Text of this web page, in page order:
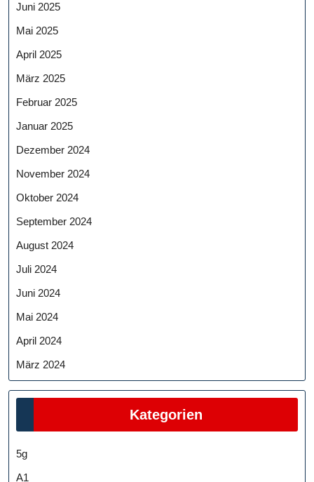
Juni 2025
Mai 2025
April 2025
März 2025
Februar 2025
Januar 2025
Dezember 2024
November 2024
Oktober 2024
September 2024
August 2024
Juli 2024
Juni 2024
Mai 2024
April 2024
März 2024
Kategorien
5g
A1